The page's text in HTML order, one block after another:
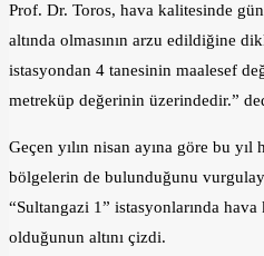
Prof. Dr. Toros, hava kalitesinde
altında olmasının arzu edildiğine
istasyondan 4 tanesinin maalesef
metreküp değerinin üzerindedir.”
Geçen yılın nisan ayına göre bu
bölgelerin de bulunduğunu
“Sultangazi 1” istasyonlarında
olduğunun altını çizdi.